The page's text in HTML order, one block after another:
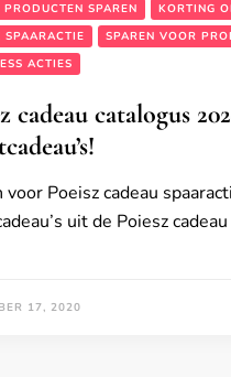
PRODUCTEN SPAREN
KORTING
SPAARACTIE
SPAREN VOOR
ACTIES
cadeau catalogus
voor Poeisz cadeau
uit de Poiesz
17, 2020